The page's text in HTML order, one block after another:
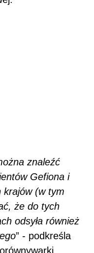
znaleźć
Gefiona i
krajów (w tym
że do tych
odsyła również
” - podkreśla